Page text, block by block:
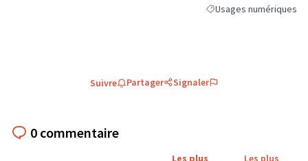
Filtrer les résultats de
Usages numériques
Suivre Partager Signaler
0 commentaire
Les plus Les plus